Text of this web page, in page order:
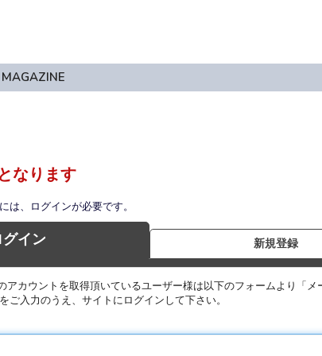
なります
は、ログインが必要です。
グイン 新規登録
アカウントを取得頂いているユーザー様は以下のフォームより「メ
ご入力のうえ、サイトにログインして下さい。